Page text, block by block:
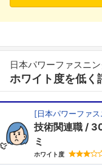
日本パワーファスニ
ホワイト度を低く
[日本パワーファ
技術関連職
ミ
ホワイト度